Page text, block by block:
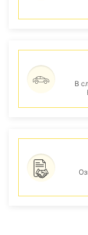
В